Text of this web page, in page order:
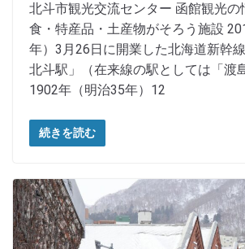
北斗市観光交流センター 函館観光の
食・特産品・土産物がそろう施設
年）3月26日に開業した北海道新幹
北斗駅」（在来線の駅としては「渡
1902年（明治35年）12
続きを読む